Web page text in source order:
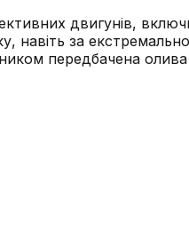
двигунів,
навіть за
передбачена олива